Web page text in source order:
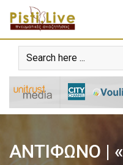
ΑΝΤΙΦΩΝΟ |